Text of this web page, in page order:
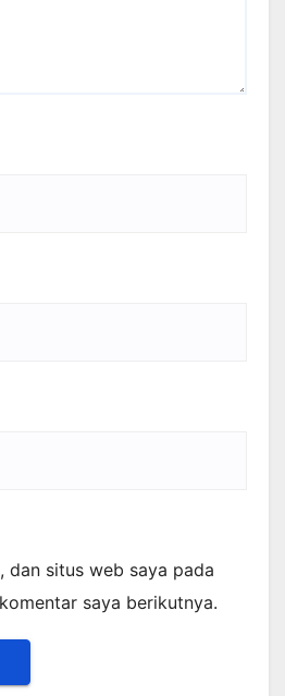
dan situs web saya pada
saya berikutnya.